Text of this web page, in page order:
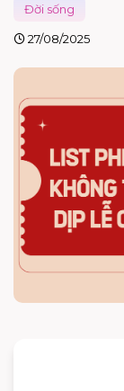
Đời sống
27/08/2025